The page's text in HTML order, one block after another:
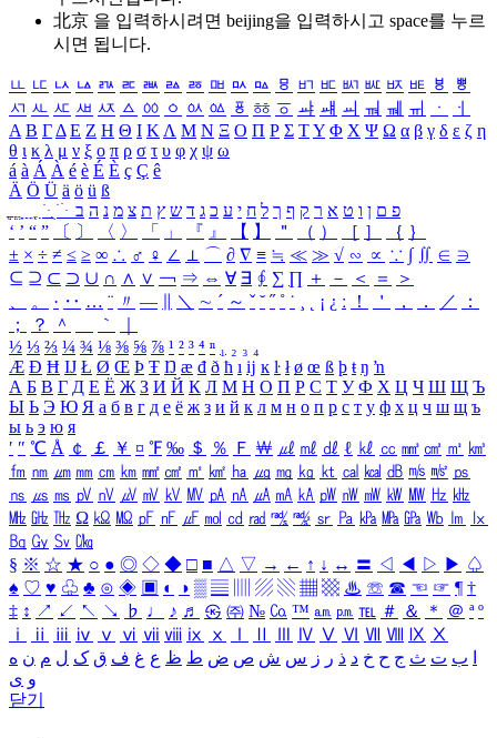
北京 을 입력하시려면 beijing을 입력하시고 space를 누르
시면 됩니다.
ㅥ ㅦ ㅧ ㅨ ㅩ ㅪ ㅫ ㅬ ㅭ ㅮ ㅯ ㅰ ㅱ ㅲ ㅳ ㅴ ㅵ ㅶ ㅷ ㅸ
ㅹ
ㅺ ㅻ ㅼ ㅽ ㅾ ㅿ ㆀ ㆁ ㆂ ㆃ ㆄ ㆅ ㆆ ㆇ ㆈ ㆉ ㆊ ㆋ ㆌ ㆍ
ㆎ
Α Β ΓΔ Ε Ζ Η Θ Ι ΚΛ Μ Ν Ξ Ο Π Ρ Σ ΤΥ Φ Χ Ψ Ω α β γ δ ε ζ η
θ ι κ λ μ ν ξ ο π ρ σ τ υ φ χ ψ ω
á à Á À é è É È ç Ç ê
Ä Ö Ü ä ö ü ß
ִֶֹ ֻּ ׁׂ פ ם ן ו ט א ר ק ף ך ל ח י ע כ ג ד ש ץ ת צ מ נ ה ב
‘ ’ “ ” 〔 〕 〈 〉 「 」 『 』 【 】 ＂ （ ） ［ ］ ｛ ｝
± × ÷ ≠ ≤ ≥ ∞ ∴ ♂ ♀ ∠ ⊥ ⌒ ∂ ∇ ≡ ≒ ≪ ≫ √ ∽ ∝ ∵ ∫ ∬ ∈ ∋
⊆ ⊇ ⊂ ⊃ ∪ ∩ ∧ ∨ ￢ ⇒ ⇔ ∀ ∃ ∮ ∑ ∏ ＋ － ＜ ＝
＞
、
。 · ‥ … ¨ 〃 ― ＼ ∼ ´ ～ ˇ ˘ ˝ ˚ ˙ ¸ ¡ ¿ ː ！ ＇ ， ． ／
：
；
？ ＾ ｀
½ ⅓ ⅔ ¼ ¾ ⅛ ⅜ ⅝ ⅞ ¹ ² ³ ⁴ ⁿ ₁ ₂ ₃ ₄
Æ Ð Ħ Ĳ Ł Ø Œ Þ Ŧ Ŋ æ đ ð ħ ı ĳ ĸ ŀ ł ø œ ß þ ŧ ŋ ŉ
А Б В Г Д Е Ё Ж З И Й К Л М Н О П Р С Т У Ф Х Ц Ч Ш Щ Ъ
Ы Ь Э Ю Я а б в г д е ё ж з и й к л м н о п р с т у ф х ц ч ш щ ъ
ы ь э ю я
′ ″ ℃ Å ￠ ￡ ￥ ¤ ℉ ‰ ＄ ％ Ｆ ￦ ㎕ ㎖ ㎗ ℓ ㎘ ㏄ ㎣ ㎤ ㎥ ㎦
㎙ ㎚ ㎛ ㎜ ㎝ ㎞ ㎟ ㎠ ㎡ ㎢ ㏊ ㎍ ㎎ ㎏ ㏏ ㎈ ㎉ ㏈ ㎧ ㎨ ㎰
㎱ ㎲ ㎳ ㎴ ㎵ ㎶ ㎷ ㎸ ㎹ ㎀ ㎁ ㎂ ㎃ ㎄ ㎺ ㎻ ㎽ ㎾ ㎿ ㎐ ㎑
㎒ ㎓ ㎔ Ω ㏀ ㏁ ㎊ ㎋ ㎌ ㏖ ㏅ ㎭ ㎮ ㎯ ㏛ ㎩ ㎪ ㎫ ㎬ ㏝ ㏐
㏓
㏃ ㏉ ㏜ ㏆
§ ※ ☆ ★ ○ ● ◎ ◇ ◆ □ ■ △ ▽ → ← ↑ ↓ ↔ 〓 ◁ ◀ ▷ ▶ ♤
♠ ♡ ♥ ♧ ♣ ⊙ ◈ ▣ ◐ ◑ ▒ ▤ ▨ ▧ ▦ ▩ ♨ ☏ ☎ ☜ ☞ ¶ †
‡ ↕ ↗ ↙ ↖ ↘ ♭ ♩ ♪ ♬ ㉿ ㈜ № ㏇ ™ ㏂ ㏘ ℡ ＃ ＆ ＊ ＠ ª º
ⅰ
ⅱ ⅲ ⅳ ⅴ ⅵ ⅶ ⅷ ⅸ ⅹ Ⅳ Ⅴ Ⅵ Ⅶ Ⅷ Ⅸ Ⅹ
ب ت ث ج ح خ د ذ ر ز س ش ص ض ط ظ ع غ ف ق ک ل م ن ه
و ی
닫기